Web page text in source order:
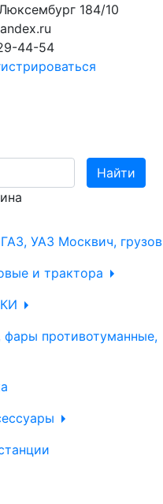
184/10
44-54
УАЗ Москвич,
и трактора
противотуманные,